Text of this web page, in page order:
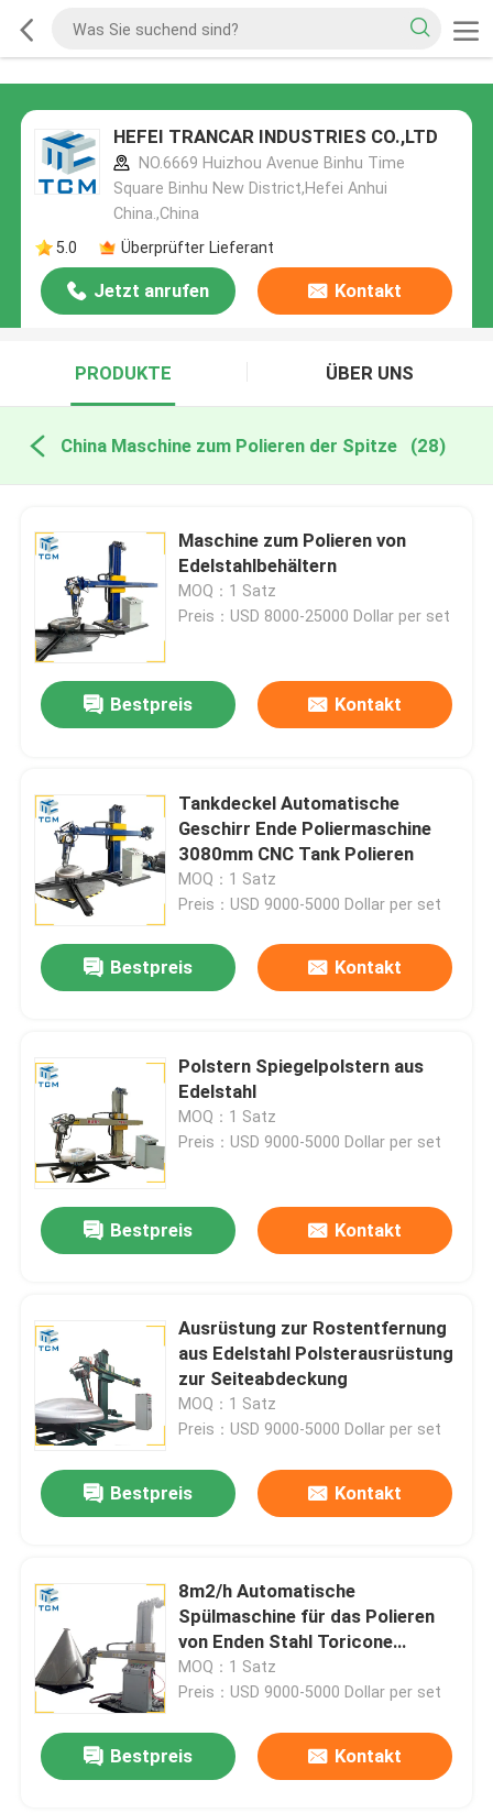
HEFEI TRANCAR INDUSTRIES CO.,LTD
NO.6669 Huizhou Avenue Binhu Time
Square Binhu New District,Hefei Anhui
China.,China
5.0
Überprüfter Lieferant
Jetzt anrufen Kontakt
PRODUKTE ÜBER UNS
China Maschine zum Polieren der Spitze (28)
Maschine zum Polieren von
Edelstahlbehältern
MOQ：1 Satz
Preis：USD 8000-25000 Dollar per set
Bestpreis Kontakt
Tankdeckel Automatische
Geschirr Ende Poliermaschine
3080mm CNC Tank Polieren
MOQ：1 Satz
Preis：USD 9000-5000 Dollar per set
Bestpreis Kontakt
Polstern Spiegelpolstern aus
Edelstahl
MOQ：1 Satz
Preis：USD 9000-5000 Dollar per set
Bestpreis Kontakt
Ausrüstung zur Rostentfernung
aus Edelstahl Polsterausrüstung
zur Seiteabdeckung
MOQ：1 Satz
Preis：USD 9000-5000 Dollar per set
Bestpreis Kontakt
8m2/h Automatische
Spülmaschine für das Polieren
von Enden Stahl Toricone
Tankkopfpolierer
MOQ：1 Satz
Preis：USD 9000-5000 Dollar per set
Bestpreis Kontakt